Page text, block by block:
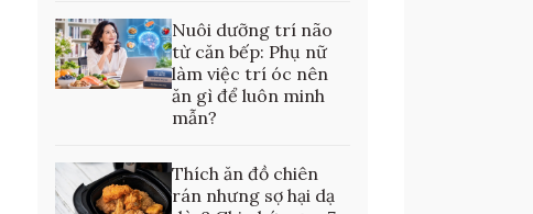
Nuôi dưỡng trí não
từ căn bếp: Phụ nữ
làm việc trí óc nên
ăn gì để luôn minh
mẫn?
Thích ăn đồ chiên
rán nhưng sợ hại dạ